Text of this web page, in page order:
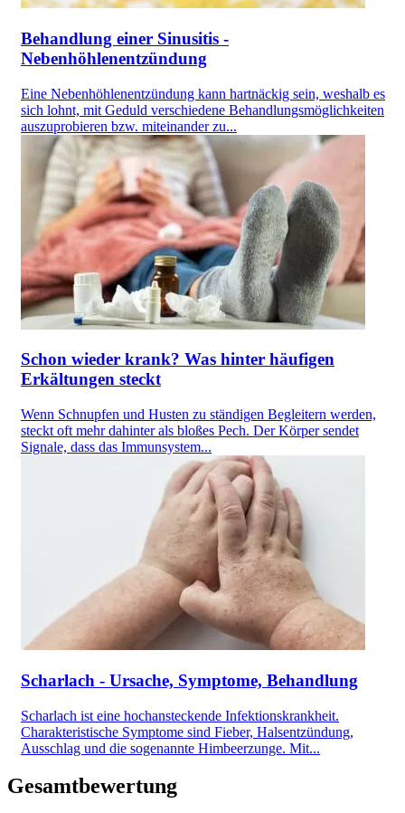
Behandlung einer Sinusitis -
Nebenhöhlenentzündung
Eine Nebenhöhlenentzündung kann hartnäckig sein, weshalb es
sich lohnt, mit Geduld verschiedene Behandlungsmöglichkeiten
auszuprobieren bzw. miteinander zu...
Schon wieder krank? Was hinter häufigen
Erkältungen steckt
Wenn Schnupfen und Husten zu ständigen Begleitern werden,
steckt oft mehr dahinter als bloßes Pech. Der Körper sendet
Signale, dass das Immunsystem...
Scharlach - Ursache, Symptome, Behandlung
Scharlach ist eine hochansteckende Infektionskrankheit.
Charakteristische Symptome sind Fieber, Halsentzündung,
Ausschlag und die sogenannte Himbeerzunge. Mit...
Gesamtbewertung